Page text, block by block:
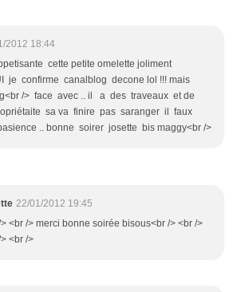
2012 18:44
cette petite omelette joliment
je confirme canalblog decone lol !!! mais
/> face avec .. il a des traveaux et de
sa va finire pas saranger il faux
.. bonne soirer josette bis maggy<br />
22/01/2012 19:45
<br /> merci bonne soirée bisous<br /> <br />
<br />